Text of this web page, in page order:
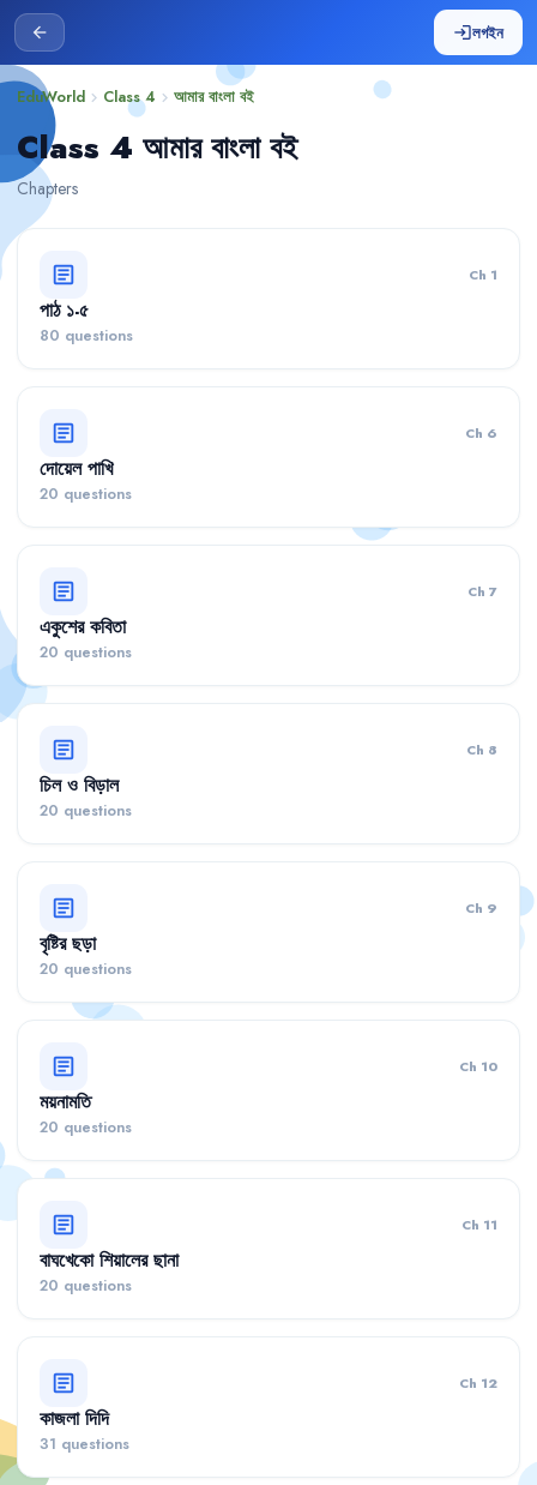
arrow_back loginলগইন
EduWorld chevron_right Class 4 chevron_right আমার বাংলা বই
Class 4 আমার বাংলা বই
Chapters
article Ch 1
পাঠ ১-৫
80 questions
article Ch 6
দোয়েল পাখি
20 questions
article Ch 7
একুশের কবিতা
20 questions
article Ch 8
চিল ও বিড়াল
20 questions
article Ch 9
বৃষ্টির ছড়া
20 questions
article Ch 10
ময়নামতি
20 questions
article Ch 11
বাঘখেকো শিয়ালের ছানা
20 questions
article Ch 12
কাজলা দিদি
31 questions